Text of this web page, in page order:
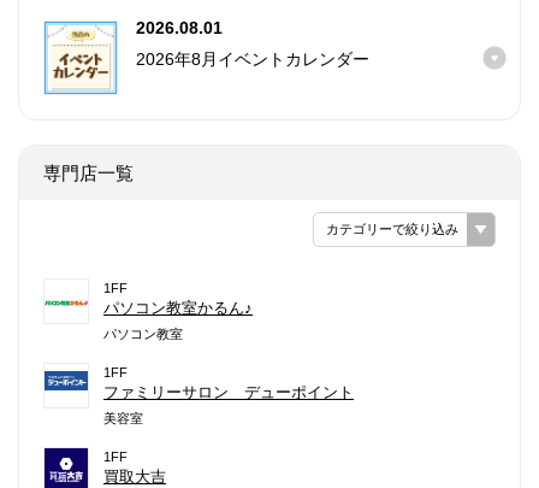
2026.08.01
2026年8月イベントカレンダー
専門店一覧
カテゴリーで絞り込み
1FF
パソコン教室かるん♪
パソコン教室
1FF
ファミリーサロン デューポイント
美容室
1FF
買取大吉